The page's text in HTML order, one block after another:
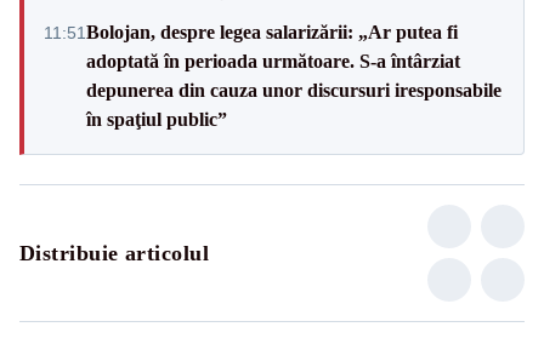
11:51Bolojan, despre legea salarizării: „Ar putea fi
adoptată în perioada următoare. S-a întârziat
depunerea din cauza unor discursuri iresponsabile
în spaţiul public”
Distribuie articolul